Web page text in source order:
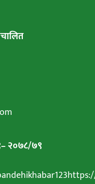
–२०७८/७९